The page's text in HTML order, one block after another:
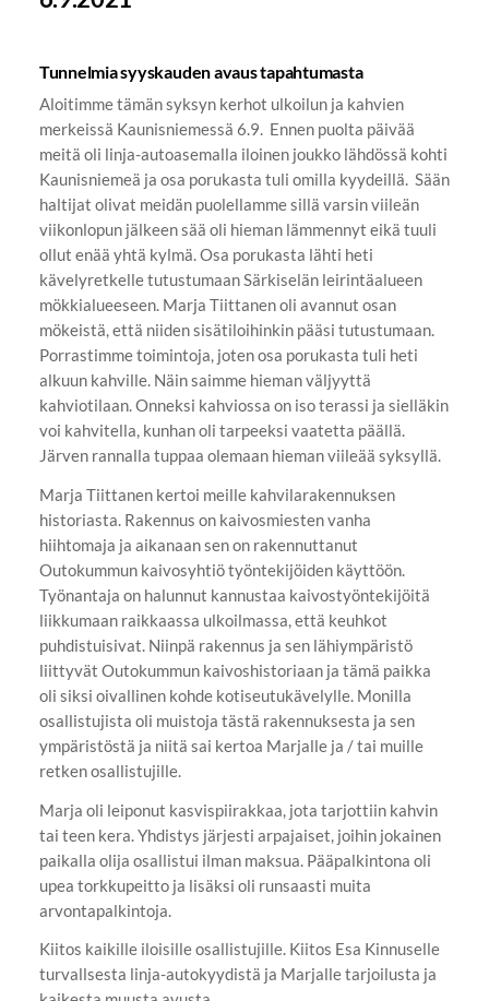
Tunnelmia syyskauden avaus tapahtumasta
Aloitimme tämän syksyn kerhot ulkoilun ja kahvien
merkeissä Kaunisniemessä 6.9. Ennen puolta päivää
meitä oli linja-autoasemalla iloinen joukko lähdössä kohti
Kaunisniemeä ja osa porukasta tuli omilla kyydeillä. Sään
haltijat olivat meidän puolellamme sillä varsin viileän
viikonlopun jälkeen sää oli hieman lämmennyt eikä tuuli
ollut enää yhtä kylmä. Osa porukasta lähti heti
kävelyretkelle tutustumaan Särkiselän leirintäalueen
mökkialueeseen. Marja Tiittanen oli avannut osan
mökeistä, että niiden sisätiloihinkin pääsi tutustumaan.
Porrastimme toimintoja, joten osa porukasta tuli heti
alkuun kahville. Näin saimme hieman väljyyttä
kahviotilaan. Onneksi kahviossa on iso terassi ja sielläkin
voi kahvitella, kunhan oli tarpeeksi vaatetta päällä.
Järven rannalla tuppaa olemaan hieman viileää syksyllä.
Marja Tiittanen kertoi meille kahvilarakennuksen
historiasta. Rakennus on kaivosmiesten vanha
hiihtomaja ja aikanaan sen on rakennuttanut
Outokummun kaivosyhtiö työntekijöiden käyttöön.
Työnantaja on halunnut kannustaa kaivostyöntekijöitä
liikkumaan raikkaassa ulkoilmassa, että keuhkot
puhdistuisivat. Niinpä rakennus ja sen lähiympäristö
liittyvät Outokummun kaivoshistoriaan ja tämä paikka
oli siksi oivallinen kohde kotiseutukävelylle. Monilla
osallistujista oli muistoja tästä rakennuksesta ja sen
ympäristöstä ja niitä sai kertoa Marjalle ja / tai muille
retken osallistujille.
Marja oli leiponut kasvispiirakkaa, jota tarjottiin kahvin
tai teen kera. Yhdistys järjesti arpajaiset, joihin jokainen
paikalla olija osallistui ilman maksua. Pääpalkintona oli
upea torkkupeitto ja lisäksi oli runsaasti muita
arvontapalkintoja.
Kiitos kaikille iloisille osallistujille. Kiitos Esa Kinnuselle
turvallsesta linja-autokyydistä ja Marjalle tarjoilusta ja